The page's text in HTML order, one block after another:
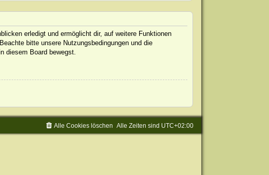
erledigt und ermöglicht dir, auf weitere Funktionen
bitte unsere Nutzungsbedingungen und die
diesem Board bewegst.
Alle Zeiten sind UTC+02:00
Alle Cookies löschen